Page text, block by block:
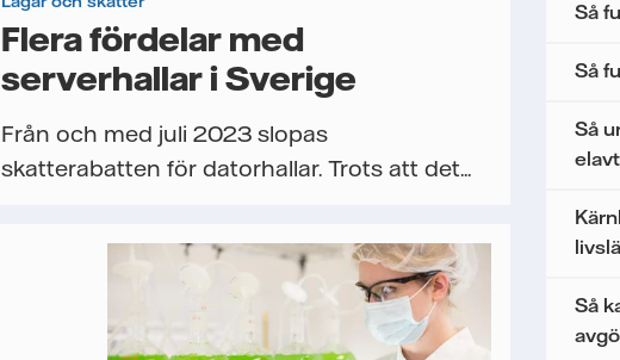
Flera fördelar med
serverhallar i Sverige
Från och med juli 2023 slopas
skatterabatten för datorhallar. Trots att det...
Så
Så
Så
Så